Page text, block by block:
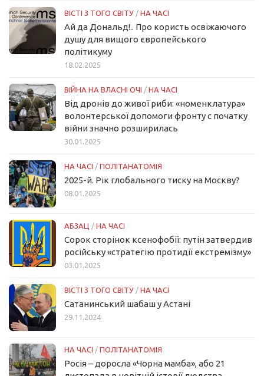
ВІСТІ З ТОГО СВІТУ / НА ЧАСІ
Ай да Дональд!.. Про користь освіжаючого
душу для вищого європейського
політикуму
18.02.2025
ВІЙНА НА ВЛАСНІ ОЧІ / НА ЧАСІ
Від дронів до живої риби: «номенклатура»
волонтерської допомоги фронту с початку
війни значно розширилась
30.01.2025
НА ЧАСІ / ПОЛІТАНАТОМІЯ
2025-й. Рік глобального тиску на Москву?
08.01.2025
АБЗАЦ / НА ЧАСІ
Сорок сторінок ксенофобії: путін затвердив
російську «стратегію протидії екстремізму»
03.01.2025
ВІСТІ З ТОГО СВІТУ / НА ЧАСІ
Сатанинський шабаш у Астані
29.11.2024
НА ЧАСІ / ПОЛІТАНАТОМІЯ
Росія – доросла «Чорна мамба», або 21